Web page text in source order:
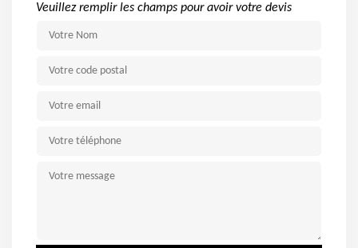
Veuillez remplir les champs pour avoir votre devis